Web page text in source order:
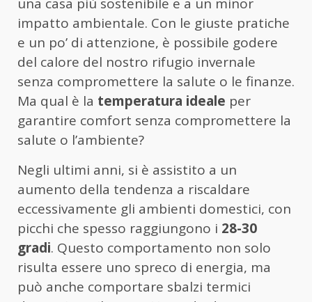
una casa più sostenibile e a un minor
impatto ambientale. Con le giuste pratiche
e un po’ di attenzione, è possibile godere
del calore del nostro rifugio invernale
senza compromettere la salute o le finanze.
Ma qual è la temperatura ideale per
garantire comfort senza compromettere la
salute o l’ambiente?
Negli ultimi anni, si è assistito a un
aumento della tendenza a riscaldare
eccessivamente gli ambienti domestici, con
picchi che spesso raggiungono i 28-30
gradi. Questo comportamento non solo
risulta essere uno spreco di energia, ma
può anche comportare sbalzi termici